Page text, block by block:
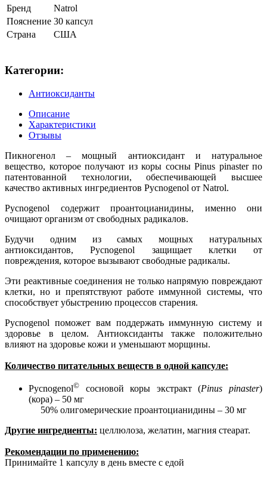
Бренд
Natrol
Пояснение 30 капсул
Страна
США
Категории:
Антиоксиданты
Описание
Характеристики
Отзывы
Пикногенол – мощный антиоксидант и натуральное
вещество, которое получают из коры сосны Pinus pinaster по
патентованной технологии, обеспечивающей высшее
качество активных ингредиентов Pycnogenol от Natrol.
Pycnogenol содержит проантоцианидины, именно они
очищают организм от свободных радикалов.
Будучи одним из самых мощных натуральных
антиоксидантов, Pycnogenol защищает клетки от
повреждения, которое вызывают свободные радикалы.
Эти реактивные соединения не только напрямую повреждают
клетки, но и препятствуют работе иммунной системы, что
способствует убыстрению процессов старения.
Pycnogenol поможет вам поддержать иммунную систему и
здоровье в целом. Антиоксиданты также положительно
влияют на здоровье кожи и уменьшают морщины.
Количество питательных веществ в одной капсуле:
Pycnogenol© сосновой коры экстракт (Pinus pinaster)
(кора) – 50 мг
50% олигомерические проантоцианидины – 30 мг
Другие ингредиенты: целлюлоза, желатин, магния стеарат.
Рекомендации по применению:
Принимайте 1 капсулу в день вместе с едой